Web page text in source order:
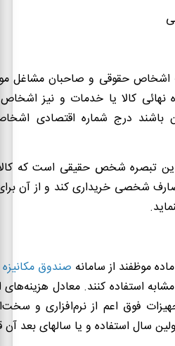
اشخاص حقوقی و صاحبان مشاغل
کالا یا خدمات و نیز
این قانون باشند درج شماره اقتصادی
تبصره شخص حقیقی است که
شخصی خریداری ‌کند و از آن
موظفند از سامانه‌ صندوق
استفاده کنند. معادل
فوق اعم از نرم‌افزاری و
سال استفاده و یا سالهای بعد